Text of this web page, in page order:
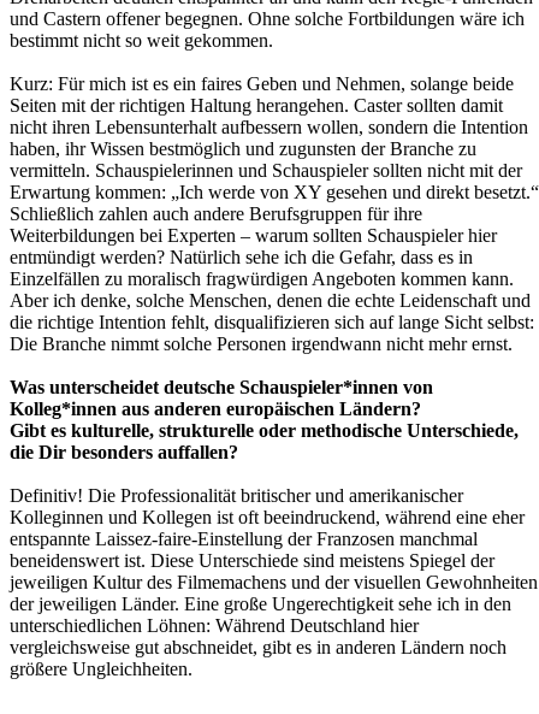
und Castern offener begegnen. Ohne solche Fortbildungen wäre ich
bestimmt nicht so weit gekommen.
Kurz: Für mich ist es ein faires Geben und Nehmen, solange beide
Seiten mit der richtigen Haltung herangehen. Caster sollten damit
nicht ihren Lebensunterhalt aufbessern wollen, sondern die Intention
haben, ihr Wissen bestmöglich und zugunsten der Branche zu
vermitteln. Schauspielerinnen und Schauspieler sollten nicht mit der
Erwartung kommen: „Ich werde von XY gesehen und direkt besetzt.“
Schließlich zahlen auch andere Berufsgruppen für ihre
Weiterbildungen bei Experten – warum sollten Schauspieler hier
entmündigt werden? Natürlich sehe ich die Gefahr, dass es in
Einzelfällen zu moralisch fragwürdigen Angeboten kommen kann.
Aber ich denke, solche Menschen, denen die echte Leidenschaft und
die richtige Intention fehlt, disqualifizieren sich auf lange Sicht selbst:
Die Branche nimmt solche Personen irgendwann nicht mehr ernst.
Was unterscheidet deutsche Schauspieler*innen von
Kolleg*innen aus anderen europäischen Ländern?
Gibt es kulturelle, strukturelle oder methodische Unterschiede,
die Dir besonders auffallen?
Definitiv! Die Professionalität britischer und amerikanischer
Kolleginnen und Kollegen ist oft beeindruckend, während eine eher
entspannte Laissez-faire-Einstellung der Franzosen manchmal
beneidenswert ist. Diese Unterschiede sind meistens Spiegel der
jeweiligen Kultur des Filmemachens und der visuellen Gewohnheiten
der jeweiligen Länder. Eine große Ungerechtigkeit sehe ich in den
unterschiedlichen Löhnen: Während Deutschland hier
vergleichsweise gut abschneidet, gibt es in anderen Ländern noch
größere Ungleichheiten.